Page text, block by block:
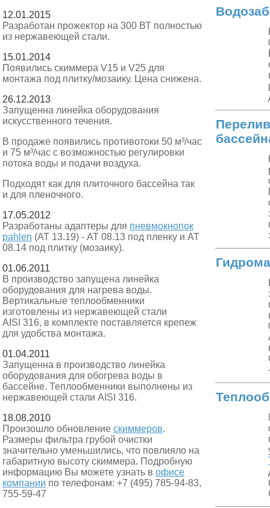
12.01.2015
Разработан прожектор на 300 ВТ полностью
из нержавеющей стали.
15.01.2014
Появились скиммера V15 и V25 для
монтажа под плитку/мозаику. Цена снижена.
26.12.2013
Запущенна линейка оборудования
искусственного течения.
В продаже появились противотоки 50 м³/час
и 75 м³/час с возможностью регулировки
потока воды и подачи воздуха.
Подходят как для плиточного бассейна так
и для пленочного.
17.05.2012
Разработаны адаптеры для пневмокнопок
pahlen (АТ 13.19) - АТ 08.13 под пленку и АТ
08.14 под плитку (мозаику).
01.06.2011
В производство запущена линейка
оборудования для нагрева воды.
Вертикальные теплообменники
изготовлены из нержавеющей стали
AISI 316, в комплекте поставляется крепеж
для удобства монтажа.
01.04.2011
Запущенна в производство линейка
оборудования для обогрева воды в
бассейне. Теплообменники выполнены из
нержавеющей стали AISI 316.
18.08.2010
Произошло обновление скиммеров.
Размеры фильтра грубой очистки
значительно уменьшились, что повлияло на
габаритную высоту скиммера. Подробную
информацию Вы можете узнать в офисе
компании по телефонам: +7 (495) 785-94-83,
755-59-47